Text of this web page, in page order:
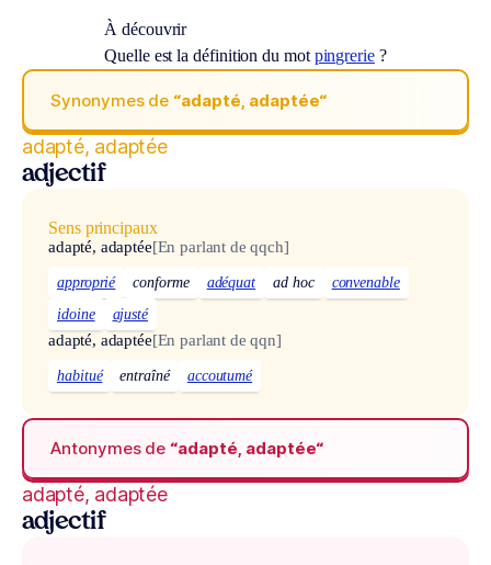
À découvrir
Quelle est la définition du mot pingrerie?
Synonymes de “adapté, adaptée“
adapté, adaptée
adjectif
Sens principaux
adapté, adaptée[En parlant de qqch]
approprié conforme adéquat ad hoc
convenable
idoine
ajusté
adapté, adaptée[En parlant de qqn]
habitué entraîné accoutumé
Antonymes de “adapté, adaptée“
adapté, adaptée
adjectif